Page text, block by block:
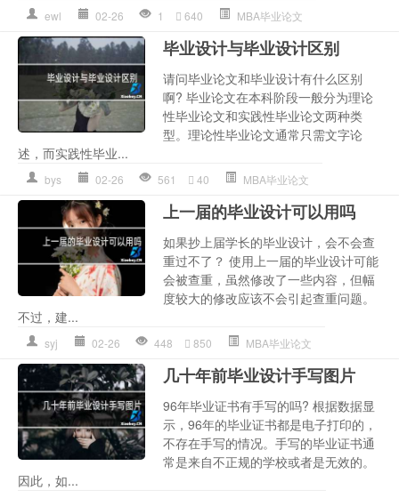
ewl 02-26 1 640 MBA毕业论文
毕业设计与毕业设计区别
请问毕业论文和毕业设计有什么区别
啊? 毕业论文在本科阶段一般分为理论
性毕业论文和实践性毕业论文两种类
型。理论性毕业论文通常只需文字论
述，而实践性毕业...
bys 02-26 561 40 MBA毕业论文
上一届的毕业设计可以用吗
如果抄上届学长的毕业设计，会不会查
重过不了？ 使用上一届的毕业设计可能
会被查重，虽然修改了一些内容，但幅
度较大的修改应该不会引起查重问题。
不过，建...
syj 02-26 448 850 MBA毕业论文
几十年前毕业设计手写图片
96年毕业证书有手写的吗? 根据数据显
示，96年的毕业证书都是电子打印的，
不存在手写的情况。手写的毕业证书通
常是来自不正规的学校或者是无效的。
因此，如...